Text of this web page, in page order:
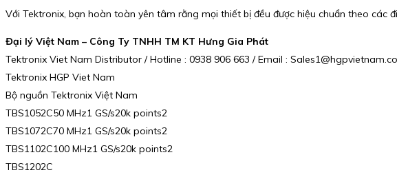
Với Tektronix, bạn hoàn toàn yên tâm rằng mọi thiết bị đều được hiệu chuẩn theo
Đại lý Việt Nam – Công Ty TNHH TM KT Hưng Gia Phát
Tektronix Viet Nam Distributor / Hotline : 0938 906 663 / Email :
Tektronix HGP Viet Nam
Bộ nguồn Tektronix Việt Nam
TBS1052C50 MHz1 GS/s20k points2
TBS1072C70 MHz1 GS/s20k points2
TBS1102C100 MHz1 GS/s20k points2
TBS1202C